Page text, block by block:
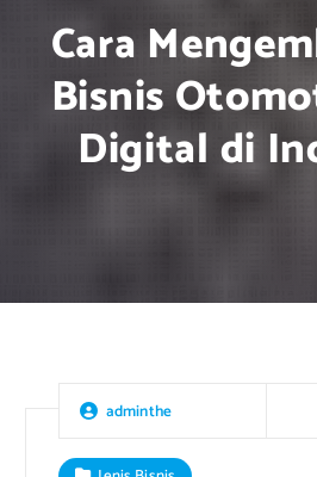
Cara
Bisnis
Digital di
adminthe